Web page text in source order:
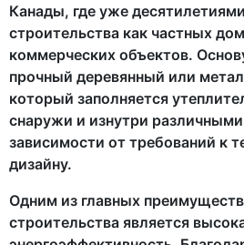
Канады, где уже
строительства как частных
коммерческих объектов.
прочный деревянный или
который заполняется
снаружи и изнутри
зависимости от требований к
дизайну.
Одним из главных преимуществ
строительства является